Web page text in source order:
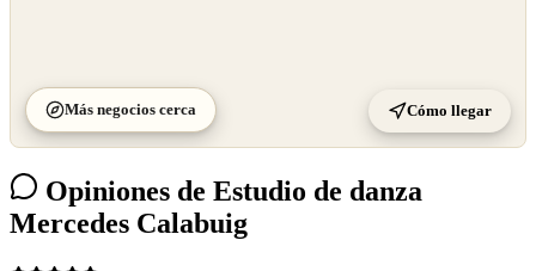
Más negocios cerca Cómo llegar
Opiniones de Estudio de danza
Mercedes Calabuig